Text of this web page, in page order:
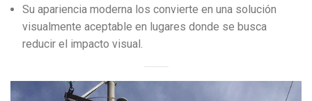
Su apariencia moderna los convierte en una solución
visualmente aceptable en lugares donde se busca
reducir el impacto visual.